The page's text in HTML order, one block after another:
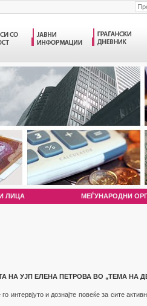
ЛИЦА МЕЃУНАРОДНИ
НА УЈП ЕЛЕНА ПЕТРОВА ВО „ТЕМА НА
и дознајте повеќе за сите